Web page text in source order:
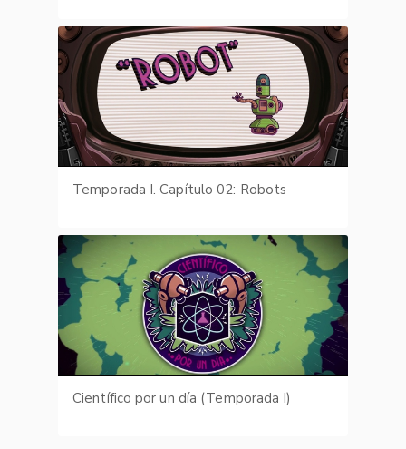
Temporada I. Capítulo 02: Robots
Científico por un día (Temporada I)